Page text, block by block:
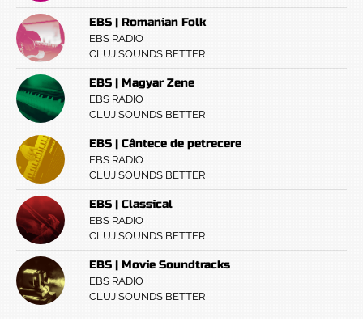
EBS | Romanian Folk
EBS RADIO
CLUJ SOUNDS BETTER
EBS | Magyar Zene
EBS RADIO
CLUJ SOUNDS BETTER
EBS | Cântece de petrecere
EBS RADIO
CLUJ SOUNDS BETTER
EBS | Classical
EBS RADIO
CLUJ SOUNDS BETTER
EBS | Movie Soundtracks
EBS RADIO
CLUJ SOUNDS BETTER